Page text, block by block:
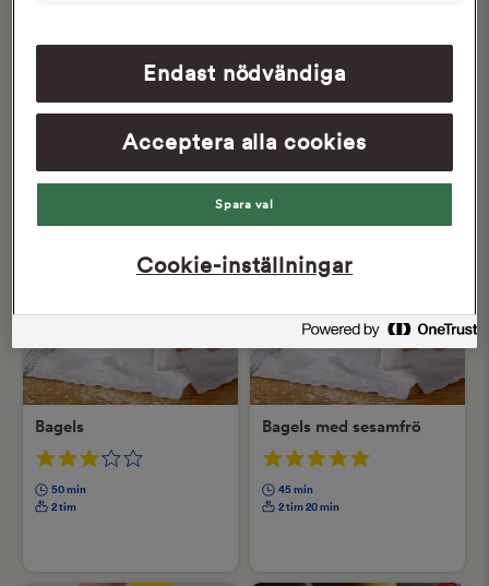
sesamfrön
50 min
3 tim
LÄSARRECEPT
Bagels
50 min
2 tim
LÄSARRECEPT
Bagels med sesamfrö
45 min
2 tim 20 min
Endast nödvändiga
Acceptera alla cookies
Spara val
Cookie-inställningar